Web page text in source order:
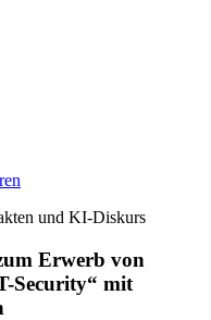
und KI-Diskurs
Erwerb von
Security“ mit